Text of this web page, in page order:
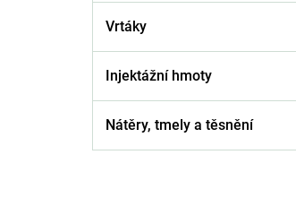
Vrtáky
Injektážní hmoty
Nátěry, tmely a těsnění